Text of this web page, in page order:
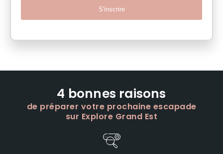
S'inscrire
4 bonnes raisons
de préparer votre prochaine escapade
sur Explore Grand Est